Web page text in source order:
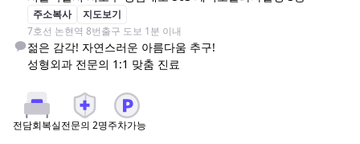
주소복사
지도보기
7호선 논현역 8번출구 도보 1분 이내
젊은 감각! 자연스러운 아름다움 추구!
성형외과 전문의 1:1 맞춤 진료
전담회복실전문의 2명주차가능